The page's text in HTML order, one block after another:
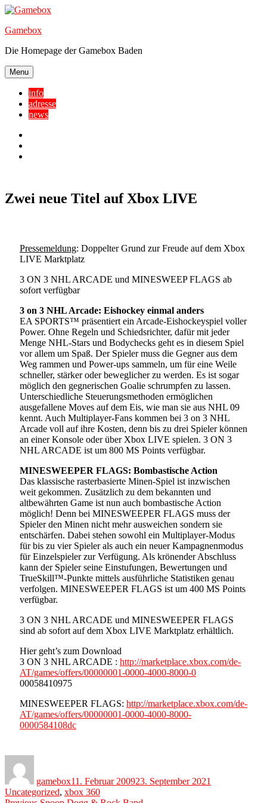
Skip
content
Gamebox
Die Homepage der Gamebox Baden
Menu
info
adresse
news
Zwei neue Titel auf Xbox LIVE
Pressemeldung: Doppelter Grund zur Freude auf dem Xbox
LIVE Marktplatz
3 ON 3 NHL ARCADE und MINESWEEP FLAGS ab
sofort verfügbar
3 on 3 NHL Arcade: Eishockey einmal anders
EA SPORTS™ präsentiert ein Arcade-Eishockeyspiel voller
Power. Ohne Regeln und Schiedsrichter, dafür mit jeder
Menge NHL-Stars und Bodychecks geht es in diesem Spiel
vor allem um Spaß. Der Spieler muss die Gegner aus dem
Weg rammen und Power-ups sammeln, um für eine Weile
schneller, stärker oder beweglicher zu werden. Es ist sogar
möglich den gegnerischen Goalie schrumpfen zu lassen.
Unterschiedliche Steuerungsmethoden ermöglichen
ausgefallene Moves auf dem Eis, wie man sie aus NHL 09
kennt. Auch Multiplayer-Fans kommen bei 3 on 3 NHL
Arcade voll auf ihre Kosten, denn bis zu drei Spieler können
an einer Konsole oder über Xbox LIVE spielen. 3 ON 3
NHL ARCADE ist um 800 MS Points verfügbar.
MINESWEEPER FLAGS: Bombastische Action
Das klassische rasterbasierte Minen-Spiel ist inzwischen
weit gekommen. Zusätzlich zu dem bekannten und
altbewährten Game ist nun auch bombastische Action
möglich! Denn bei MINESWEEPER FLAGS muss der
Spieler den Minen nicht mehr ausweichen sondern sie
entschärfen. Dabei stehen sowohl ein Multiplayer-Modus
für bis zu vier Spieler als auch ein neuer Kampagnenmodus
für Einzelspieler zur Verfügung. Als krönender Abschluss
kann der Spieler seine Einstufungen, Bewertungen und
TrueSkill™-Punkte mittels ausführliche Statistiken genau
verfolgen. MINESWEEPER FLAGS ist um 400 MS Points
verfügbar.
3 ON 3 NHL ARCADE und MINESWEEPER FLAGS
sind ab sofort auf dem Xbox LIVE Marktplatz erhältlich.
Hier geht’s zum Download
3 ON 3 NHL ARCADE : http://marketplace.xbox.com/de-
AT/games/offers/00000001-0000-4000-8000-0
00058410975
MINESWEEPER FLAGS: http://marketplace.xbox.com/de-
AT/games/offers/00000001-0000-4000-8000-
0000584108dc
gamebox11. Februar 200923. September 2021
Uncategorized, xbox 360